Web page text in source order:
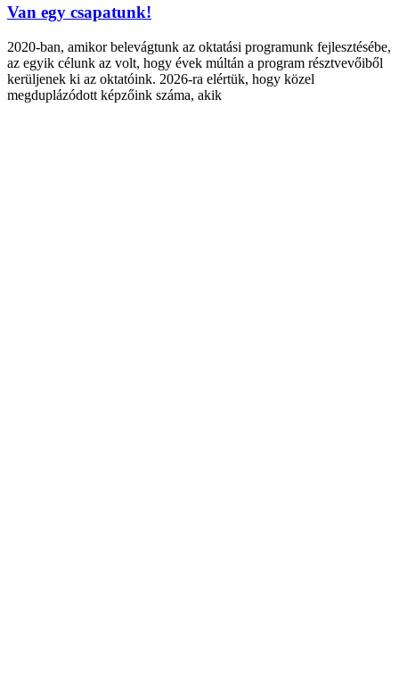
Van egy csapatunk!
2020-ban, amikor belevágtunk az oktatási programunk fejlesztésébe,
az egyik célunk az volt, hogy évek múltán a program résztvevőiből
kerüljenek ki az oktatóink. 2026-ra elértük, hogy közel
megduplázódott képzőink száma, akik